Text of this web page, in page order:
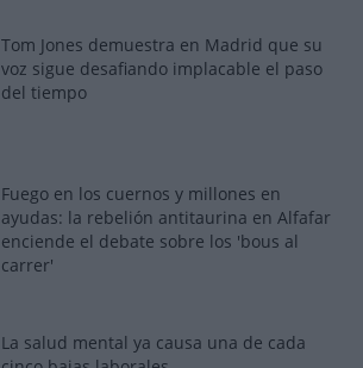
Tom Jones demuestra en Madrid que su
voz sigue desafiando implacable el paso
del tiempo
Fuego en los cuernos y millones en
ayudas: la rebelión antitaurina en Alfafar
enciende el debate sobre los 'bous al
carrer'
La salud mental ya causa una de cada